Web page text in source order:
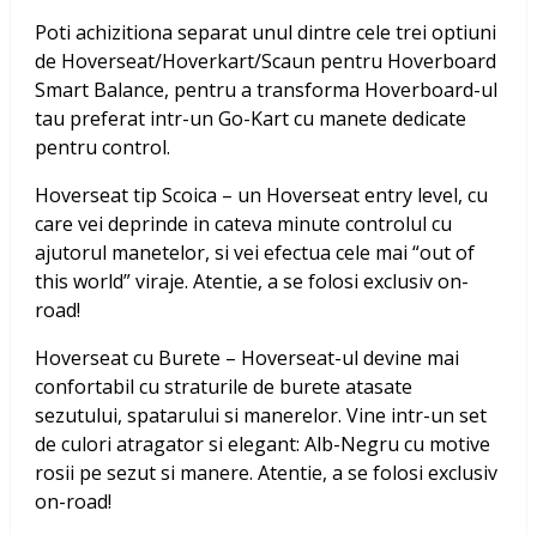
Poti achizitiona separat unul dintre cele trei optiuni
de Hoverseat/Hoverkart/Scaun pentru Hoverboard
Smart Balance, pentru a transforma Hoverboard-ul
tau preferat intr-un Go-Kart cu manete dedicate
pentru control.
Hoverseat tip Scoica – un Hoverseat entry level, cu
care vei deprinde in cateva minute controlul cu
ajutorul manetelor, si vei efectua cele mai “out of
this world” viraje. Atentie, a se folosi exclusiv on-
road!
Hoverseat cu Burete – Hoverseat-ul devine mai
confortabil cu straturile de burete atasate
sezutului, spatarului si manerelor. Vine intr-un set
de culori atragator si elegant: Alb-Negru cu motive
rosii pe sezut si manere. Atentie, a se folosi exclusiv
on-road!